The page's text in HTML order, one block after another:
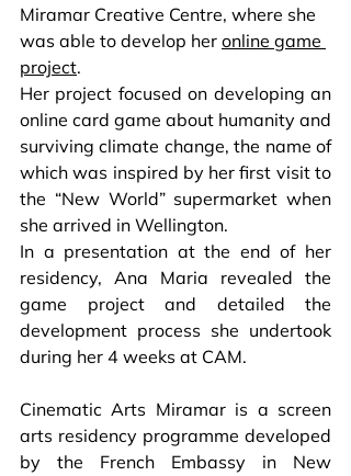
Miramar Creative Centre, where she
was able to develop her online game
project.
Her project focused on developing an
online card game about humanity and
surviving climate change, the name of
which was inspired by her first visit to
the “New World” supermarket when
she arrived in Wellington.
In a presentation at the end of her
residency, Ana Maria revealed the
game project and detailed the
development process she undertook
during her 4 weeks at CAM.
Cinematic Arts Miramar is a screen
arts residency programme developed
by the French Embassy in New